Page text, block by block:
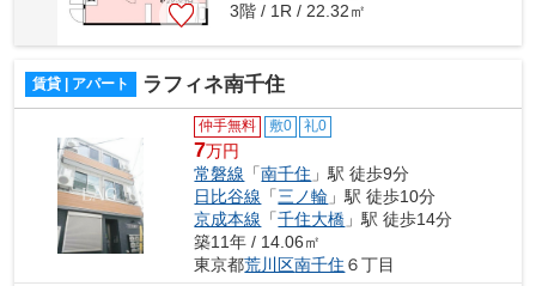
3階 / 1R / 22.32㎡
賃貸 | アパート ラフィネ南千住
仲手無料 敷0 礼0
7万円
常磐線 「南千住 」駅 徒歩9分
日比谷線 「三ノ輪 」駅 徒歩10分
京成本線 「千住大橋 」駅 徒歩14分
築11年 / 14.06㎡
東京都荒川区南千住 ６丁目